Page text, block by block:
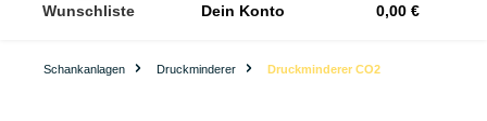
Wunschliste Dein Konto 0,00 €
Schankanlagen Druckminderer Druckminderer CO2